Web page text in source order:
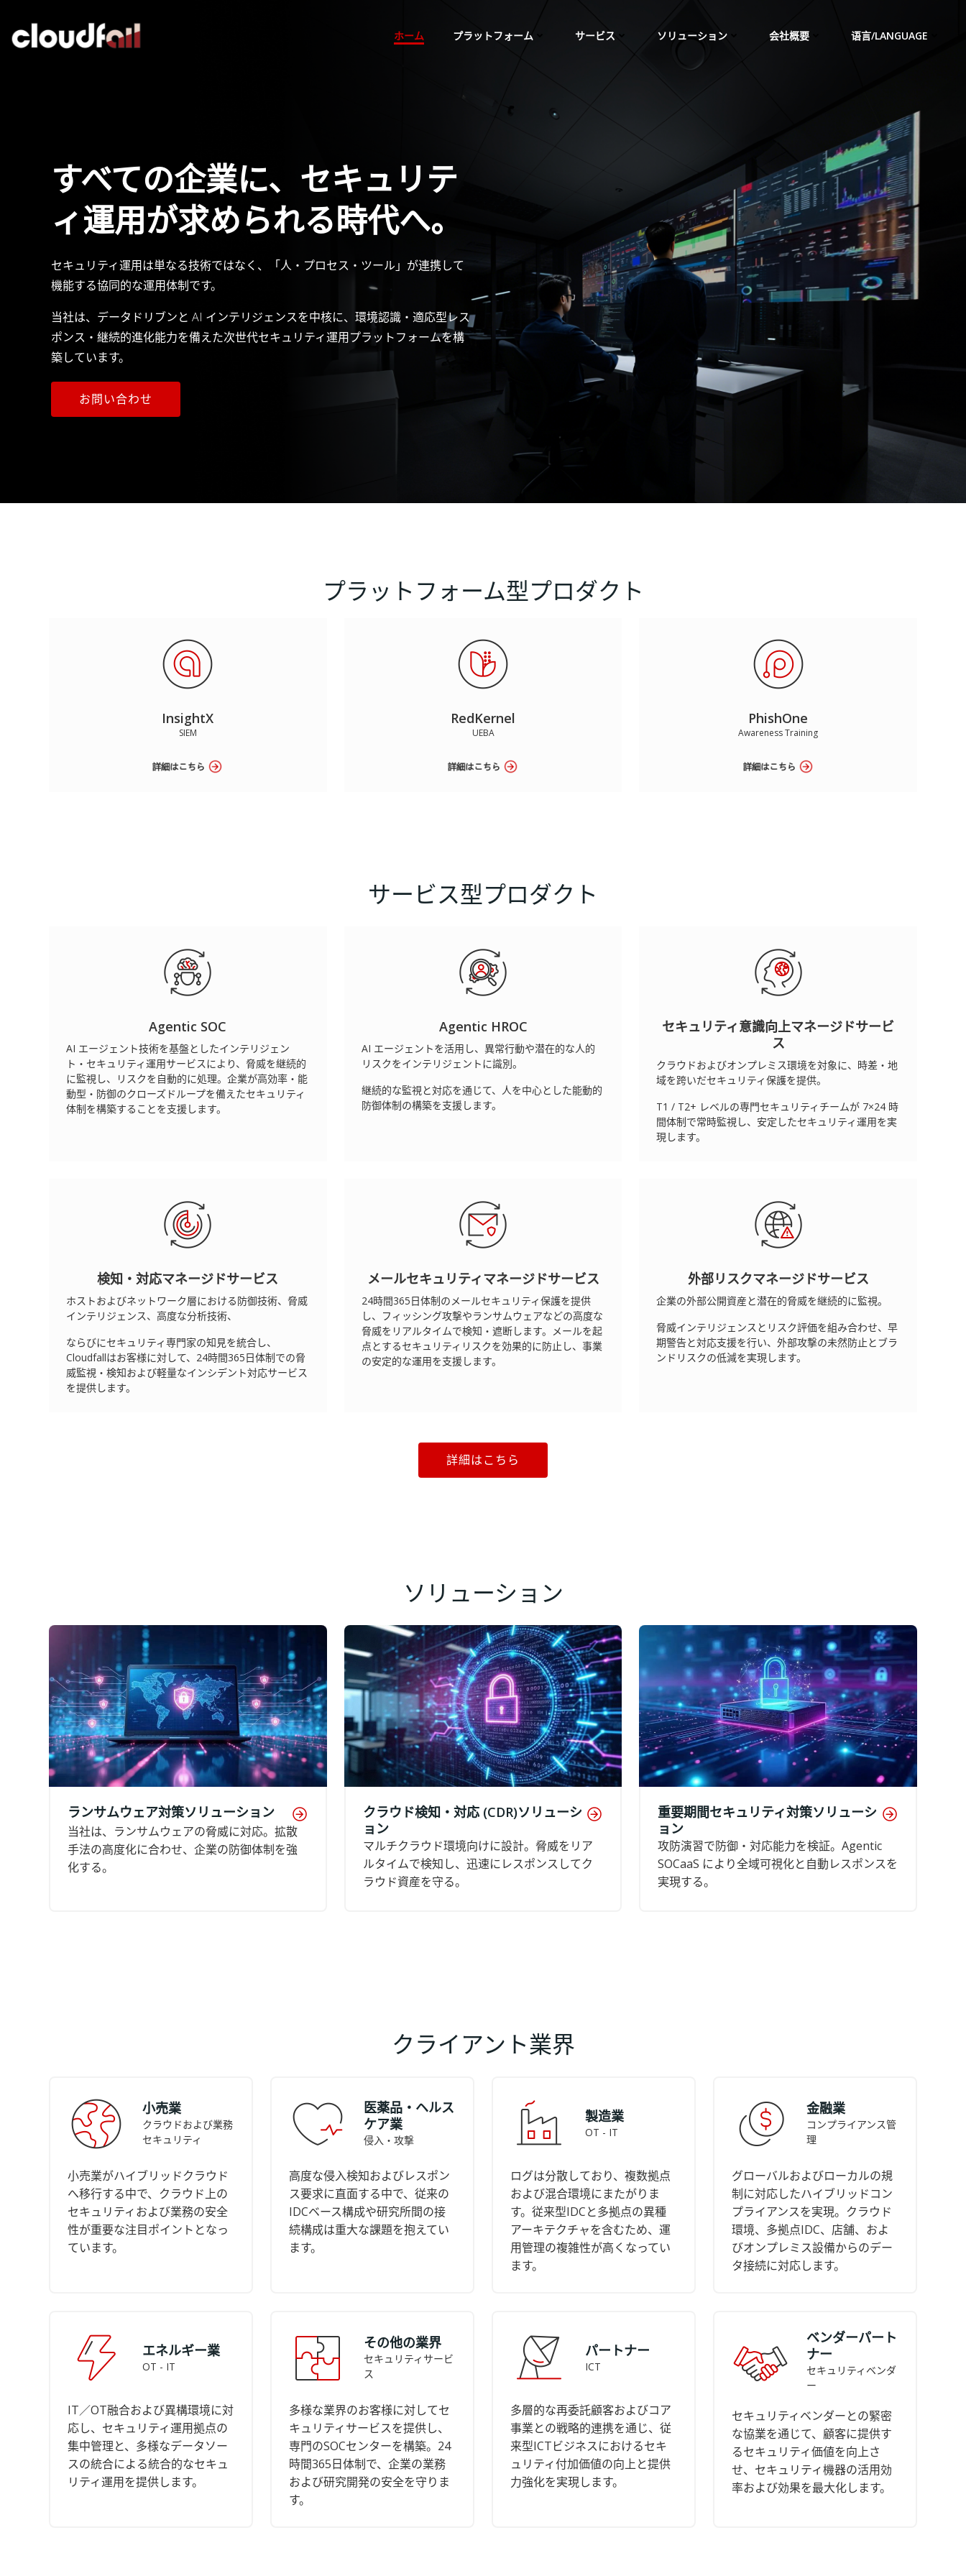
ホーム プラットフォーム サービス ソリューション 会社概要 语言/LANGUAGE
すべての企業に、セキュリテ
ィ運用が求められる時代へ。
セキュリティ運用は単なる技術ではなく、「人・プロセス・ツール」が連携して
機能する協同的な運用体制です。
当社は、データドリブンと AI インテリジェンスを中核に、環境認識・適応型レス
ポンス・継続的進化能力を備えた次世代セキュリティ運用プラットフォームを構
築しています。
お問い合わせ
プラットフォーム型プロダクト
InsightX
SIEM
RedKernel
UEBA
PhishOne
Awareness Training
サービス型プロダクト
Agentic SOC
AI エージェント技術を基盤としたインテリジェン
ト・セキュリティ運用サービスにより、脅威を継続的
に監視し、リスクを自動的に処理。企業が高効率・能
動型・防御のクローズドループを備えたセキュリティ
体制を構築することを支援します。
Agentic HROC
AI エージェントを活用し、異常行動や潜在的な人的
リスクをインテリジェントに識別。
継続的な監視と対応を通じて、人を中心とした能動的
防御体制の構築を支援します。
セキュリティ意識向上マネージドサービ
ス
クラウドおよびオンプレミス環境を対象に、時差・地
域を跨いだセキュリティ保護を提供。
T1 / T2+ レベルの専門セキュリティチームが 7×24 時
間体制で常時監視し、安定したセキュリティ運用を実
現します。
検知・対応マネージドサービス
ホストおよびネットワーク層における防御技術、脅威
インテリジェンス、高度な分析技術、
ならびにセキュリティ専門家の知見を統合し、
Cloudfallはお客様に対して、24時間365日体制での脅
威監視・検知および軽量なインシデント対応サービス
を提供します。
メールセキュリティマネージドサービス
24時間365日体制のメールセキュリティ保護を提供
し、フィッシング攻撃やランサムウェアなどの高度な
脅威をリアルタイムで検知・遮断します。メールを起
点とするセキュリティリスクを効果的に防止し、事業
の安定的な運用を支援します。
外部リスクマネージドサービス
企業の外部公開資産と潜在的脅威を継続的に監視。
脅威インテリジェンスとリスク評価を組み合わせ、早
期警告と対応支援を行い、外部攻撃の未然防止とブラ
ンドリスクの低減を実現します。
詳細はこちら
ソリューション
ランサムウェア対策ソリューション
当社は、ランサムウェアの脅威に対応。拡散
手法の高度化に合わせ、企業の防御体制を強
化する。
クラウド検知・対応 (CDR)ソリューシ
ョン
マルチクラウド環境向けに設計。脅威をリア
ルタイムで検知し、迅速にレスポンスしてク
ラウド資産を守る。
重要期間セキュリティ対策ソリューシ
ョン
攻防演習で防御・対応能力を検証。Agentic
SOCaaS により全域可視化と自動レスポンスを
実現する。
クライアント業界
小売業
クラウドおよび業務
セキュリティ
小売業がハイブリッドクラウド
へ移行する中で、クラウド上の
セキュリティおよび業務の安全
性が重要な注目ポイントとなっ
ています。
医薬品・ヘルス
ケア業
侵入・攻撃
高度な侵入検知およびレスポン
ス要求に直面する中で、従来の
IDCベース構成や研究所間の接
続構成は重大な課題を抱えてい
ます。
製造業
OT - IT
ログは分散しており、複数拠点
および混合環境にまたがりま
す。従来型IDCと多拠点の異種
アーキテクチャを含むため、運
用管理の複雑性が高くなってい
ます。
金融業
コンプライアンス管
理
グローバルおよびローカルの規
制に対応したハイブリッドコン
プライアンスを実現。クラウド
環境、多拠点IDC、店舗、およ
びオンプレミス設備からのデー
タ接続に対応します。
エネルギー業
OT - IT
IT／OT融合および異構環境に対
応し、セキュリティ運用拠点の
集中管理と、多様なデータソー
スの統合による統合的なセキュ
リティ運用を提供します。
その他の業界
セキュリティサービ
ス
多様な業界のお客様に対してセ
キュリティサービスを提供し、
専門のSOCセンターを構築。24
時間365日体制で、企業の業務
および研究開発の安全を守りま
す。
パートナー
ICT
多層的な再委託顧客およびコア
事業との戦略的連携を通じ、従
来型ICTビジネスにおけるセキ
ュリティ付加価値の向上と提供
力強化を実現します。
ベンダーパート
ナー
セキュリティベンダ
ー
セキュリティベンダーとの緊密
な協業を通じて、顧客に提供す
るセキュリティ価値を向上さ
せ、セキュリティ機器の活用効
率および効果を最大化します。